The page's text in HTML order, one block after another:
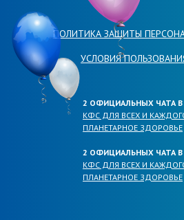
ПОЛИТИКА ЗАЩИТЫ
УСЛОВИЯ
2 ОФИЦИАЛЬНЫХ ЧАТА
КФС ДЛЯ ВСЕХ И
ПЛАНЕТАРНОЕ ЗДОРОВЬЕ
2 ОФИЦИАЛЬНЫХ ЧАТА В
КФС ДЛЯ ВСЕХ И
ПЛАНЕТАРНОЕ ЗДОРОВЬЕ